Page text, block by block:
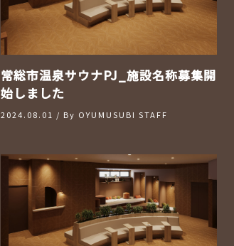
常総市温泉サウナPJ_施設名称募集開
始しました
2024.08.01 / By OYUMUSUBI STAFF